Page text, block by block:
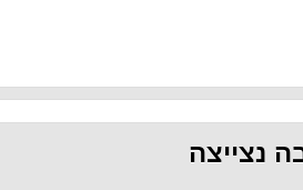
נצייצה